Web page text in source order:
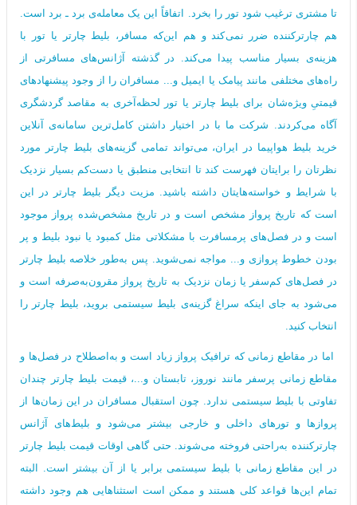
تا مشتری ترغیب شود تور را بخرد. اتفاقاً این یک معامله‌ی برد ـ برد است.
هم چارترکننده ضرر نمی‌کند و هم این‌که مسافر، بلیط چارتر یا تور با
هزینه‌ی بسیار مناسب پیدا می‌کند. در گذشته آژانس‌های مسافرتی از
راه‌های مختلفی مانند پیامک یا ایمیل و... مسافران را از وجود پیشنهادهای
قیمتیِ ویژه‌شان برای بلیط چارتر یا تور لحظه‌آخری به مقاصد گردشگری
آگاه می‌کردند. شرکت ما با در اختیار داشتن کامل‌ترین سامانه‌ی آنلاین
خرید بلیط هواپیما در ایران، می‌تواند تمامی گزینه‌های بلیط چارتر مورد
نظرتان را برایتان فهرست کند تا انتخابی منطبق یا دست‌کم بسیار نزدیک
با شرایط و خواسته‌هایتان داشته باشید. مزیت دیگر بلیط چارتر در این
است که تاریخ پرواز مشخص است و در تاریخ مشخص‌شده پرواز موجود
است و در فصل‌های پرمسافرت با مشکلاتی مثل کمبود یا نبود بلیط و پر
بودن خطوط پروازی و... مواجه نمی‌شوید. پس به‌طور خلاصه بلیط چارتر
در فصل‌های کم‌سفر یا زمان‌ نزدیک به تاریخ پرواز مقرون‌به‌صرفه است و
می‌شود به جای اینکه سراغ گزینه‌ی بلیط سیستمی بروید، بلیط چارتر را
انتخاب کنید.
اما در مقاطع زمانی که ترافیک پرواز زیاد است و به‌اصطلاح در فصل‌ها و
مقاطع زمانی پرسفر مانند نوروز، تابستان و...، قیمت بلیط چارتر چندان
تفاوتی با بلیط سیستمی ندارد. چون استقبال مسافران در این زمان‌ها از
پروازها و تورهای داخلی و خارجی بیشتر می‌شود و بلیط‌های آژانس
چارترکننده به‌راحتی فروخته می‌شوند. حتی گاهی اوقات قیمت بلیط چارتر
در این مقاطع زمانی با بلیط سیستمی برابر یا از آن بیشتر است. البته
تمام این‌ها قواعد کلی هستند و ممکن است استثناهایی هم وجود داشته